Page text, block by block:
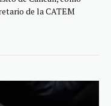
de la CATEM